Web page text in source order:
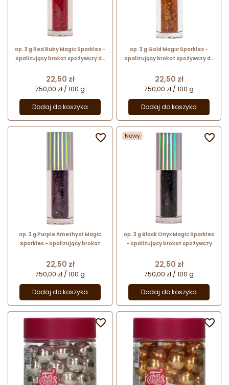
op. 3 g Red Ruby Magic Sparkles -
opalizujący brokat spożywczy do
Cena
22,50 zł
750,00 zł / 100 g
Dodaj do koszyka
op. 3 g Gold Magic Sparkles -
opalizujący brokat spożywczy do
Cena
22,50 zł
750,00 zł / 100 g
Dodaj do koszyka
op. 3 g Purple Amethyst Magic
Sparkles - opalizujący brokat
dekoracji
Cena
22,50 zł
750,00 zł / 100 g
Dodaj do koszyka
 Nowy
op. 3 g Black Onyx Magic Sparkles
- opalizujący brokat spożywczy
Cena
22,50 zł
750,00 zł / 100 g
Dodaj do koszyka

 